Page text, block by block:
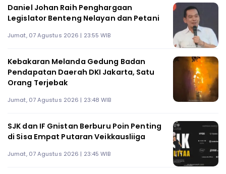
Daniel Johan Raih Penghargaan
Legislator Benteng Nelayan dan Petani
Jumat, 07 Agustus 2026 | 23:55 WIB
Kebakaran Melanda Gedung Badan
Pendapatan Daerah DKI Jakarta, Satu
Orang Terjebak
Jumat, 07 Agustus 2026 | 23:48 WIB
SJK dan IF Gnistan Berburu Poin Penting
di Sisa Empat Putaran Veikkausliiga
Jumat, 07 Agustus 2026 | 23:45 WIB